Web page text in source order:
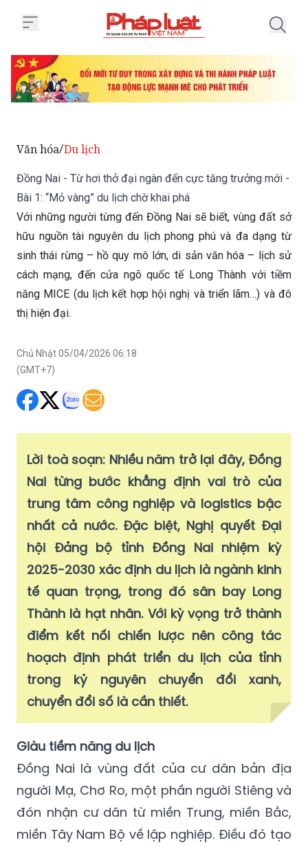
Văn hóa/Du lịch
Đồng Nai - Từ hơi thở đại ngàn đến cực tăng trưởng mới -
Bài 1: “Mỏ vàng” du lịch chờ khai phá
Với những người từng đến Đồng Nai sẽ biết, vùng đất sở
hữu nguồn tài nguyên du lịch phong phú và đa dạng từ
sinh thái rừng – hồ quy mô lớn, di sản văn hóa – lịch sử
cách mạng, đến cửa ngõ quốc tế Long Thành với tiềm
năng MICE (du lịch kết hợp hội nghị và triển lãm…) và đô
thị hiện đại.
Chủ Nhật 05/04/2026 06:18
(GMT+7)
Lời toà soạn: Nhiều năm trở lại đây, Đồng
Nai từng bước khẳng định vai trò của
trung tâm công nghiệp và logistics bậc
nhất cả nước. Đặc biệt, Nghị quyết Đại
hội Đảng bộ tỉnh Đồng Nai nhiệm kỳ
2025-2030 xác định du lịch là ngành kinh
tế quan trọng, trong đó sân bay Long
Thành là hạt nhân. Với kỳ vọng trở thành
điểm kết nối chiến lược nên công tác
hoạch định phát triển du lịch của tỉnh
trong kỷ nguyên chuyển đổi xanh,
chuyển đổi số là cần thiết.
Giàu tiềm năng du lịch
Đồng Nai là vùng đất của cư dân bản địa
người Mạ, Chơ Ro, một phần người Stiêng và
đón nhận cư dân từ miền Trung, miền Bắc,
miền Tây Nam Bộ về lập nghiệp. Điều đó tạo